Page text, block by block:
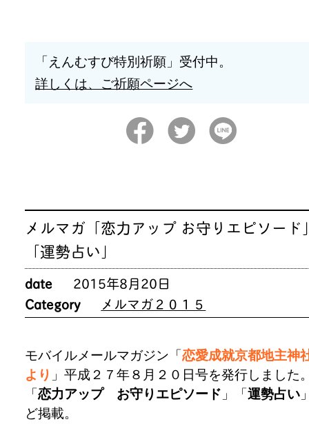
「えんむすび特別祈願」受付中。
詳しくは、ご祈願ページへ
メルマガ「恋力アップ お守りエピソード
「運勢占い」
date
2015年8月20日
Category
メルマガ２０１５
モバイルメールマガジン「恋愛成就京都地主神
より 」平成２７年８月２０日号を発行しました
「恋力アップ お守りエピソード 」「運勢占い
ど掲載。